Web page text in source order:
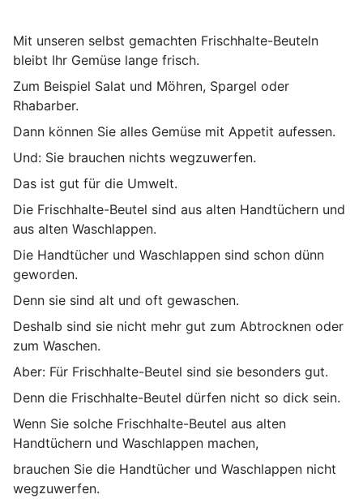
Mit unseren selbst gemachten Frischhalte-Beuteln
bleibt Ihr Gemüse lange frisch.
Zum Beispiel Salat und Möhren, Spargel oder
Rhabarber.
Dann können Sie alles Gemüse mit Appetit aufessen.
Und: Sie brauchen nichts wegzuwerfen.
Das ist gut für die Umwelt.
Die Frischhalte-Beutel sind aus alten Handtüchern und
aus alten Waschlappen.
Die Handtücher und Waschlappen sind schon dünn
geworden.
Denn sie sind alt und oft gewaschen.
Deshalb sind sie nicht mehr gut zum Abtrocknen oder
zum Waschen.
Aber: Für Frischhalte-Beutel sind sie besonders gut.
Denn die Frischhalte-Beutel dürfen nicht so dick sein.
Wenn Sie solche Frischhalte-Beutel aus alten
Handtüchern und Waschlappen machen,
brauchen Sie die Handtücher und Waschlappen nicht
wegzuwerfen.